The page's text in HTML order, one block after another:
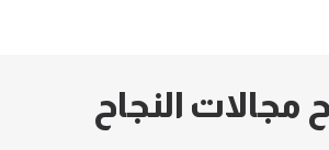
مجالات النجاح